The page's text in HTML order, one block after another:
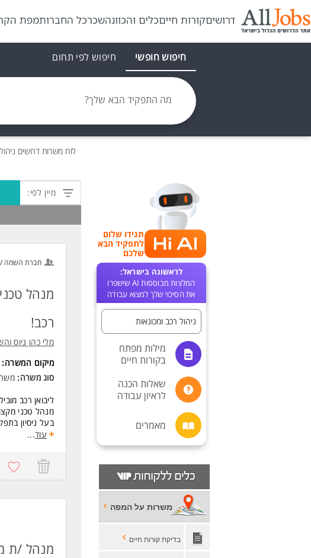
דרושיםקורות חייםכלים והכוונהשכרכל החברותמפת
חיפוש חופשי חיפוש לפי תחום
מה התפקיד הבא שלך?
לוח משרותדרושים
תגידו שלום
לתפקיד הבא
שלכם
לראשונה בישראל:
המלצות מבוססות AI שישפרו
את הסיכוי שלך למצוא עבודה
ניהול רכב ומכונאות
מילות מפתח
בקורות חיים
שאלות הכנה
לראיון עבודה
מאמרים
משרות על המפה
בדיקת קורות חיים
מיין לפי:
חברת השמה
מנהל
רכב!
מלי כהן גיוס
מיקום המשרה:
סוג משרה:
ליבואן רכב מוביל
מנהל טכני
בעל ניסיון
אנגלית טכנית
דרישות:
ניסיון כמנהל
ניסיון
עוד...
מנהל /ת